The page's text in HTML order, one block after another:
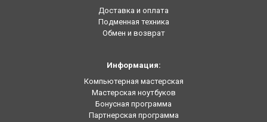
Доставка и оплата
Подменная техника
Обмен и возврат
Информация:
Компьютерная мастерская
Мастерская ноутбуков
Бонусная программа
Партнерская программа